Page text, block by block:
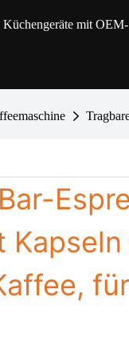
mit